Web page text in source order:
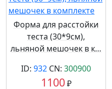
Форма для расстойки
теста (30*9см),
льняной мешочек в к…
ID: 932 CN: 300900
1100₽